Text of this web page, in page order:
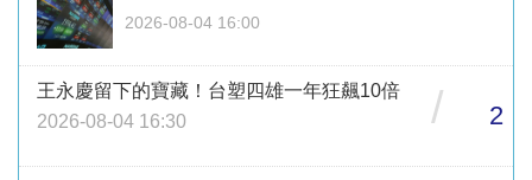
2026-08-04 16:00
王永慶留下的寶藏！台塑四雄一年狂飆10倍
2026-08-04 16:30
/ 2